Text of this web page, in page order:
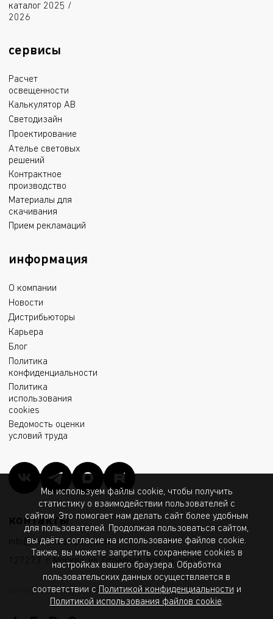
каталог 2025 /
2026
сервисы
Расчет
освещенности
Калькулятор АВ
Светодизайн
Проектирование
Ателье световых
решений
Контрактное
производство
Материалы для
скачивания
Прием рекламаций
информация
О компании
Новости
Дистрибьюторы
Карьера
Блог
Политика
конфиденциальности
Политика
использования
cookies
Ведомость оценки
условий труда
контакты
info@msk.ltcompany.com
127273, г. Москва, ул. Отрадная, дом 2Б, стр.7
© 1998 - 2026 ООО «МГК «Световые Технологии»
Мы используем файлы cookie, чтобы получить
статистику о взаимодействии пользователей с
сайтом. Это помогает нам делать сайт более удобным
для пользователей. Продолжая пользоваться сайтом,
вы даёте согласие на использование файлов cookie.
Также, вы можете запретить сохранение cookies в
настройках вашего браузера. Обработка
пользовательских данных осуществляется в
соответствии с
Политикой конфиденциальности и
Политикой использования файлов cookie.